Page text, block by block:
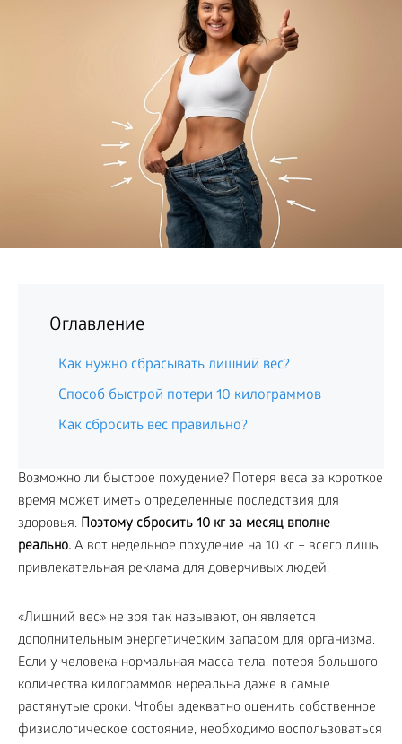
Оглавление
Как нужно сбрасывать лишний вес?
Способ быстрой потери 10 килограммов
Как сбросить вес правильно?
Возможно ли быстрое похудение? Потеря веса за короткое
время может иметь определенные последствия для
здоровья. Поэтому сбросить 10 кг за месяц вполне
реально. А вот недельное похудение на 10 кг – всего лишь
привлекательная реклама для доверчивых людей.
«Лишний вес» не зря так называют, он является
дополнительным энергетическим запасом для организма.
Если у человека нормальная масса тела, потеря большого
количества килограммов нереальна даже в самые
растянутые сроки. Чтобы адекватно оценить собственное
физиологическое состояние, необходимо воспользоваться